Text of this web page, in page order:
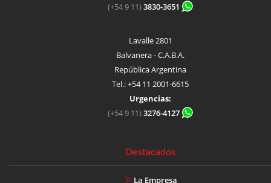
(+54 9 11)3830-3651
Lavalle 2801
Balvanera - C.A.B.A.
República Argentina
Tel.: +54 11 2001-6615
Urgencias:
(+54 9 11)3276-4127
Destacados
La Empresa